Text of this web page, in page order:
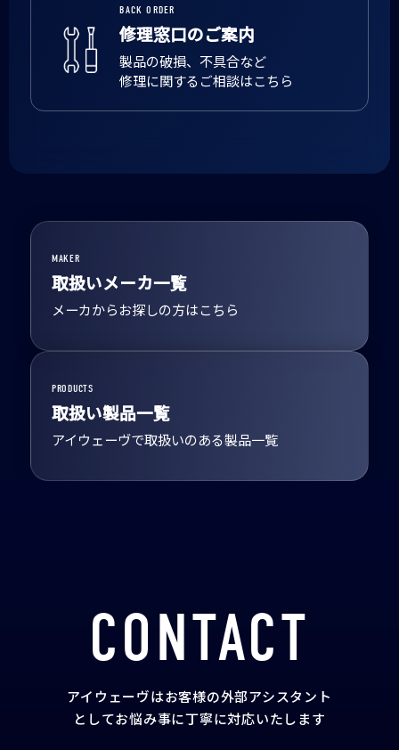
BACK ORDER
修理窓口のご案内
製品の破損、不具合など
修理に関するご相談はこちら
MAKER
取扱いメーカ一覧
メーカからお探しの方はこちら
PRODUCTS
取扱い製品一覧
アイウェーヴで取扱いのある製品一覧
CONTACT
アイウェーヴはお客様の外部アシスタント
としてお悩み事に丁寧に対応いたします